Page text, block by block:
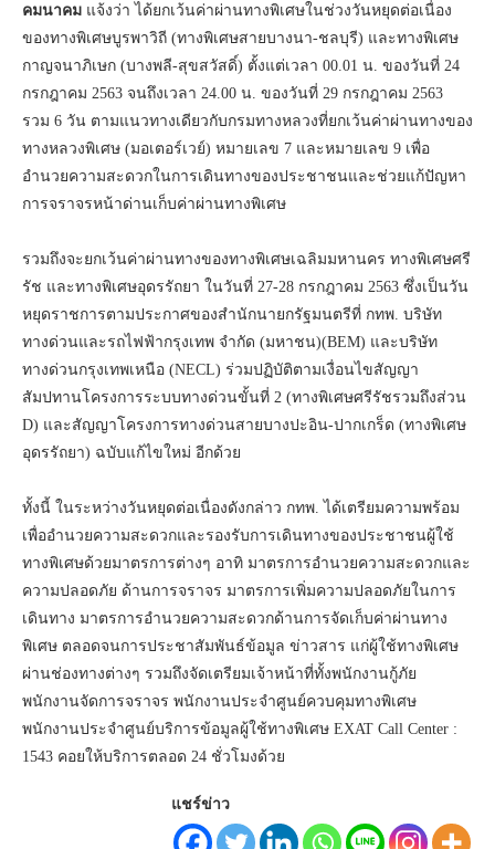
คมนาคม แจ้งว่า ได้ยกเว้นค่าผ่านทางพิเศษในช่วงวันหยุดต่อเนื่อง
ของทางพิเศษบูรพาวิถี (ทางพิเศษสายบางนา-ชลบุรี) และทางพิเศษ
กาญจนาภิเษก (บางพลี-สุขสวัสดิ์) ตั้งแต่เวลา 00.01 น. ของวันที่ 24
กรกฎาคม 2563 จนถึงเวลา 24.00 น. ของวันที่ 29 กรกฎาคม 2563
รวม 6 วัน ตามแนวทางเดียวกับกรมทางหลวงที่ยกเว้นค่าผ่านทางของ
ทางหลวงพิเศษ (มอเตอร์เวย์) หมายเลข 7 และหมายเลข 9 เพื่อ
อำนวยความสะดวกในการเดินทางของประชาชนและช่วยแก้ปัญหา
การจราจรหน้าด่านเก็บค่าผ่านทางพิเศษ
รวมถึงจะยกเว้นค่าผ่านทางของทางพิเศษเฉลิมมหานคร ทางพิเศษศรี
รัช และทางพิเศษอุดรรัถยา ในวันที่ 27-28 กรกฎาคม 2563 ซึ่งเป็นวัน
หยุดราชการตามประกาศของสำนักนายกรัฐมนตรีที่ กทพ. บริษัท
ทางด่วนและรถไฟฟ้ากรุงเทพ จำกัด (มหาชน)(BEM) และบริษัท
ทางด่วนกรุงเทพเหนือ (NECL) ร่วมปฏิบัติตามเงื่อนไขสัญญา
สัมปทานโครงการระบบทางด่วนขั้นที่ 2 (ทางพิเศษศรีรัชรวมถึงส่วน
D) และสัญญาโครงการทางด่วนสายบางปะอิน-ปากเกร็ด (ทางพิเศษ
อุดรรัถยา) ฉบับแก้ไขใหม่ อีกด้วย
ทั้งนี้ ในระหว่างวันหยุดต่อเนื่องดังกล่าว กทพ. ได้เตรียมความพร้อม
เพื่ออำนวยความสะดวกและรองรับการเดินทางของประชาชนผู้ใช้
ทางพิเศษด้วยมาตรการต่างๆ อาทิ มาตรการอำนวยความสะดวกและ
ความปลอดภัย ด้านการจราจร มาตรการเพิ่มความปลอดภัยในการ
เดินทาง มาตรการอำนวยความสะดวกด้านการจัดเก็บค่าผ่านทาง
พิเศษ ตลอดจนการประชาสัมพันธ์ข้อมูล ข่าวสาร แก่ผู้ใช้ทางพิเศษ
ผ่านช่องทางต่างๆ รวมถึงจัดเตรียมเจ้าหน้าที่ทั้งพนักงานกู้ภัย
พนักงานจัดการจราจร พนักงานประจำศูนย์ควบคุมทางพิเศษ
พนักงานประจำศูนย์บริการข้อมูลผู้ใช้ทางพิเศษ EXAT Call Center :
1543 คอยให้บริการตลอด 24 ชั่วโมงด้วย
แชร์ข่าว